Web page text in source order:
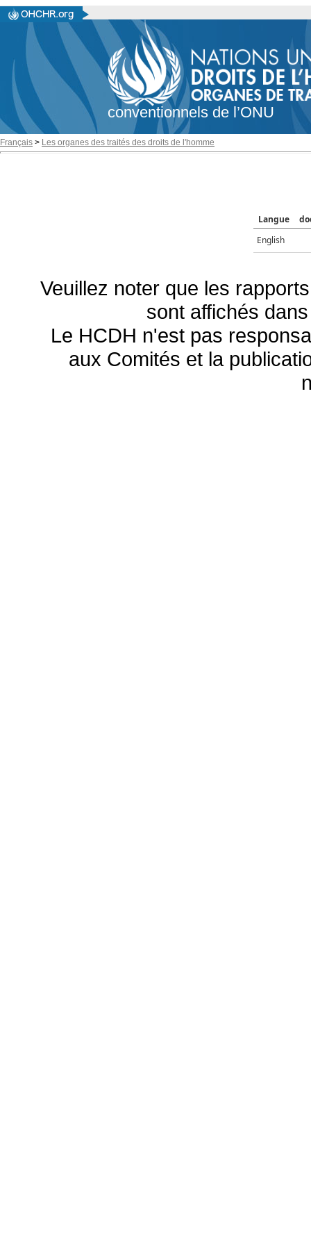
conventionnels de l’ONU
Français > Les organes des traités des droits de l'homme
Langue
English
Veuillez noter que les
sont affichés
Le HCDH n'est pas
aux Comités et la